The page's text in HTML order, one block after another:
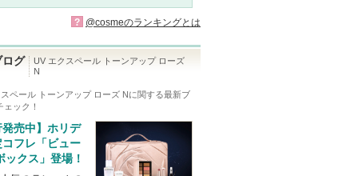
? @cosmeのランキングとは
ログ
UV エクスペール トーンアップ ローズ
N
ペール トーンアップ ローズ Nに関する最新ブ
ェック！
売中】ホリデ
フレ「ビュー
ックス」登場！